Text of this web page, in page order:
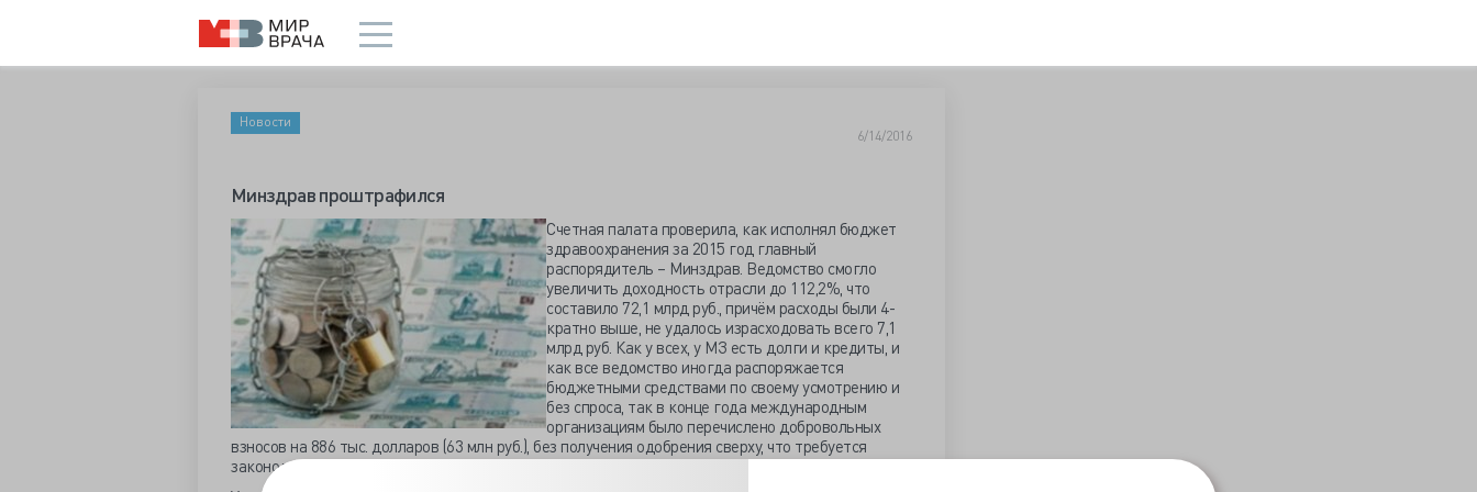
Новости
6/14/2016
Минздрав проштрафился
Счетная палата проверила, как исполнял бюджет
здравоохранения за 2015 год главный
распорядитель – Минздрав. Ведомство смогло
увеличить доходность отрасли до 112,2%, что
составило 72,1 млрд руб., причём расходы были 4-
кратно выше, не удалось израсходовать всего 7,1
млрд руб. Как у всех, у МЗ есть долги и кредиты, и
как все ведомство иногда распоряжается
бюджетными средствами по своему усмотрению и
без спроса, так в конце года международным
организациям было перечислено добровольных
взносов на 886 тыс. долларов (63 млн руб.), без получения одобрения сверху, что требуется
законодательством.